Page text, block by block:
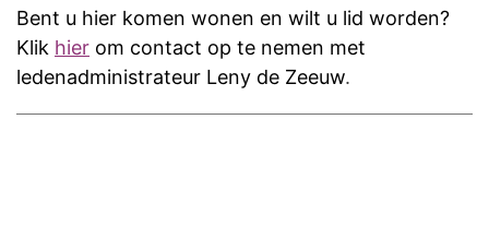
Bent u hier komen wonen en wilt u lid worden?
Klik hier om contact op te nemen met
ledenadministrateur Leny de Zeeuw.